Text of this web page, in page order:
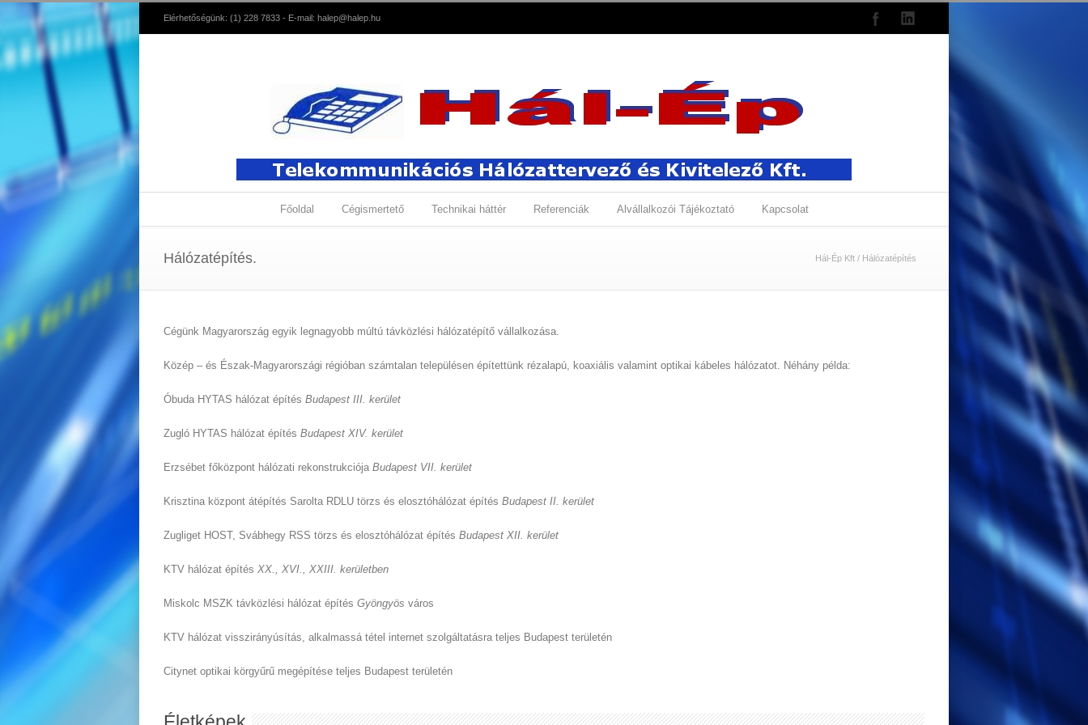
Elérhetőségünk: (1) 228 7833 - E-mail: halep@halep.hu
Főoldal Cégismertető Technikai háttér Referenciák Alvállalkozói Tájékoztató Kapcsolat
Hálózatépítés. Hál-Ép Kft / Hálózatépítés
Cégünk Magyarország egyik legnagyobb múltú távközlési hálózatépítő vállalkozása.
Közép – és Észak-Magyarországi régióban számtalan településen építettünk rézalapú, koaxiális valamint optikai kábeles hálózatot. Néhány példa:
Óbuda HYTAS hálózat építés Budapest III. kerület
Zugló HYTAS hálózat építés Budapest XIV. kerület
Erzsébet főközpont hálózati rekonstrukciója Budapest VII. kerület
Krisztina központ átépítés Sarolta RDLU törzs és elosztóhálózat építés Budapest II. kerület
Zugliget HOST, Svábhegy RSS törzs és elosztóhálózat építés Budapest XII. kerület
KTV hálózat építés XX., XVI., XXIII. kerületben
Miskolc MSZK távközlési hálózat építés Gyöngyös város
KTV hálózat visszirányúsítás, alkalmassá tétel internet szolgáltatásra teljes Budapest területén
Citynet optikai körgyűrű megépítése teljes Budapest területén